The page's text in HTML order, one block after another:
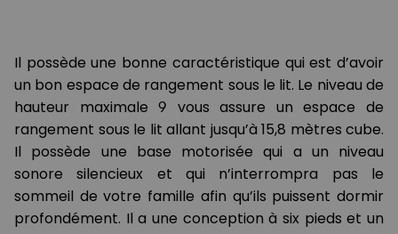
Il possède une bonne caractéristique qui est d’avoir
un bon espace de rangement sous le lit. Le niveau de
hauteur maximale 9 vous assure un espace de
rangement sous le lit allant jusqu’à 15,8 mètres cube.
Il possède une base motorisée qui a un niveau
sonore silencieux et qui n’interrompra pas le
sommeil de votre famille afin qu’ils puissent dormir
profondément. Il a une conception à six pieds et un